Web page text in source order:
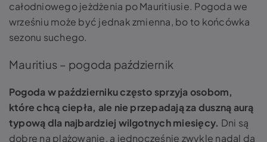
całodniowego jeżdżenia po Mauritiusie. Pogoda we
wrześniu może być jednak zmienna, bo to końcówka
sezonu suchego.
Mauritius – pogoda październik
Pogoda w październiku często sprzyja osobom,
które chcą ciepła, ale nie przepadają za duszną aurą
typową dla najbardziej wilgotnych miesięcy. Dni są
dobre na plażowanie, a jednocześnie zwykle nadal da